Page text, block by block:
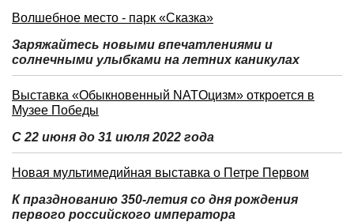
Волшебное место - парк «Сказка»
Заряжайтесь новыми впечатлениями и
солнечными улыбками на летних каникулах
Выставка «Обыкновенный NATOцизм» откроется в
Музее Победы
С 22 июня до 31 июля 2022 года
Новая мультимедийная выставка о Петре Первом
К празднованию 350-летия со дня рождения
первого российского императора